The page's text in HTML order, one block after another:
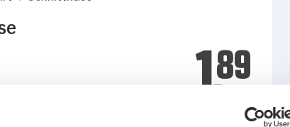
1.89